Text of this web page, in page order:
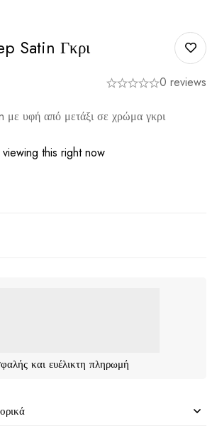
Satin Γκρι
0 reviews
με υφή από μετάξι σε χρώμα γκρι
this right now
και ευέλικτη πληρωμή